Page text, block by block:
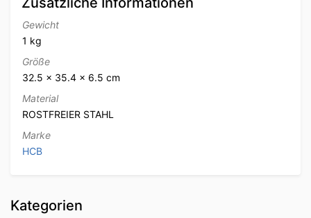
Gewicht
1 kg
Größe
32.5 × 35.4 × 6.5 cm
Material
ROSTFREIER STAHL
Marke
HCB
Kategorien